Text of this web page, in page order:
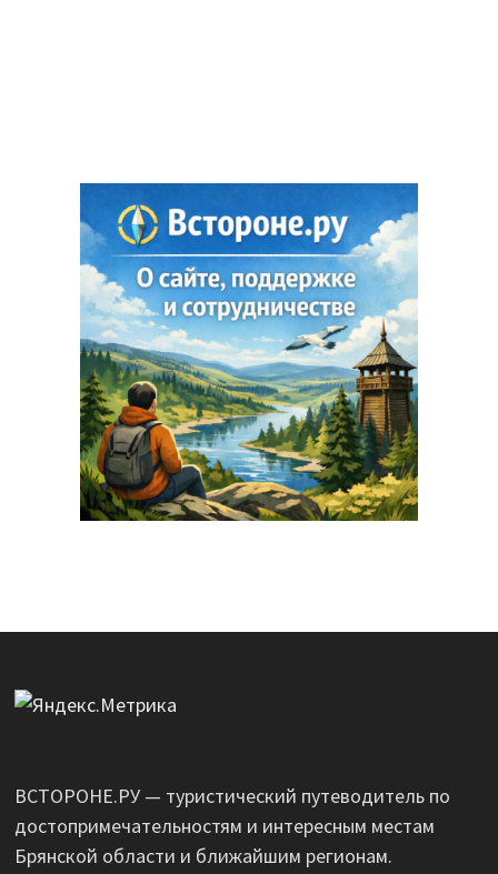
ВСТОРОНЕ.РУ — туристический путеводитель по
достопримечательностям и интересным местам
Брянской области и ближайшим регионам.